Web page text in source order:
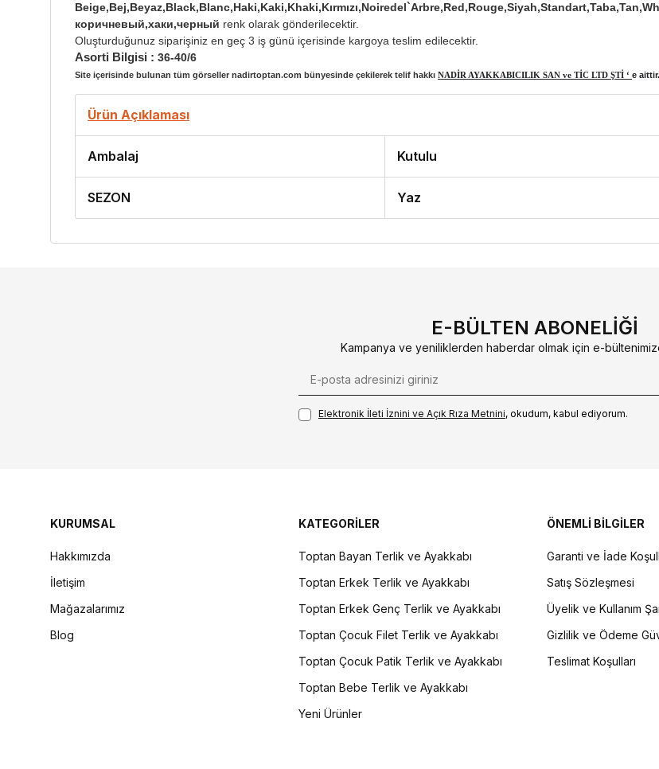
коричневый,хаки,черный renk olarak gönderilecektir.
Oluşturduğunuz siparişiniz en geç 3 iş günü içerisinde kargoya teslim edilecektir.
Asorti Bilgisi : 36-40/6
Site içerisinde bulunan tüm görseller nadirtoptan.com bünyesinde çekilerek telif hakkı NADİR AYAKKABICILIK SAN ve TİC LTD ŞTİ ‘ e aittir.
Ürün Açıklaması
Ambalaj Kutulu
SEZON Yaz
E-BÜLTEN ABONELIĞI
Kampanya ve yeniliklerden haberdar olmak için e-
Elektronik İleti İzni‌ni ve Açık Rıza Metni‌ni, okudum, kabul ediyorum.
KURUMSAL
Hakkımızda
İletişim
Mağazalarımız
Blog
KATEGORİLER
Toptan Bayan Terlik ve Ayakkabı
Toptan Erkek Terlik ve Ayakkabı
Toptan Erkek Genç Terlik ve Ayakkabı
Toptan Çocuk Filet Terlik ve Ayakkabı
Toptan Çocuk Patik Terlik ve Ayakkabı
Toptan Bebe Terlik ve Ayakkabı
Yeni Ürünler
ÖNEMLİ BİLGİLER
Garanti ve İade
Satış Sözleşmesi
Üyelik ve Kullanım
Gizlilik ve Ödeme
Teslimat Koşulları